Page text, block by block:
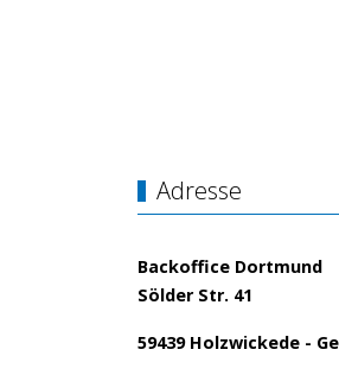
Adresse
Backoffice Dortmund
Sölder Str. 41
59439 Holzwickede -